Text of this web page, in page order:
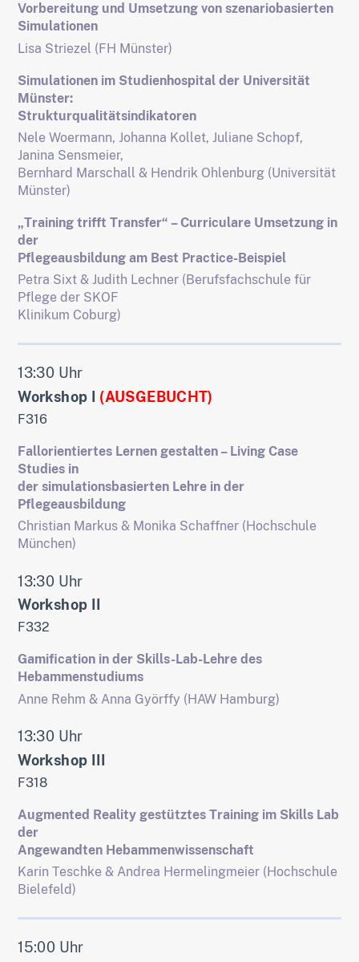
Vorbereitung und Umsetzung von szenariobasierten
Simulationen
Lisa Striezel (FH Münster)
Simulationen im Studienhospital der Universität
Münster:
Strukturqualitätsindikatoren
Nele Woermann, Johanna Kollet, Juliane Schopf,
Janina Sensmeier,
Bernhard Marschall & Hendrik Ohlenburg (Universität
Münster)
„Training trifft Transfer“ – Curriculare Umsetzung in
der
Pflegeausbildung am Best Practice-Beispiel
Petra Sixt & Judith Lechner (Berufsfachschule für
Pflege der SKOF
Klinikum Coburg)
13:30 Uhr
Workshop I (AUSGEBUCHT)
F316
Fallorientiertes Lernen gestalten – Living Case
Studies in
der simulationsbasierten Lehre in der
Pflegeausbildung
Christian Markus & Monika Schaffner (Hochschule
München)
13:30 Uhr
Workshop II
F332
Gamification in der Skills-Lab-Lehre des
Hebammenstudiums
Anne Rehm & Anna Györffy (HAW Hamburg)
13:30 Uhr
Workshop III
F318
Augmented Reality gestütztes Training im Skills Lab
der
Angewandten Hebammenwissenschaft
Karin Teschke & Andrea Hermelingmeier (Hochschule
Bielefeld)
15:00 Uhr